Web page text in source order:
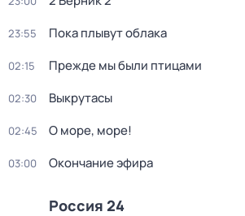
23:55 Пока плывут облака
02:15 Прежде мы были птицами
02:30 Выкрутасы
02:45 О море, море!
03:00 Окончание эфира
Россия 24